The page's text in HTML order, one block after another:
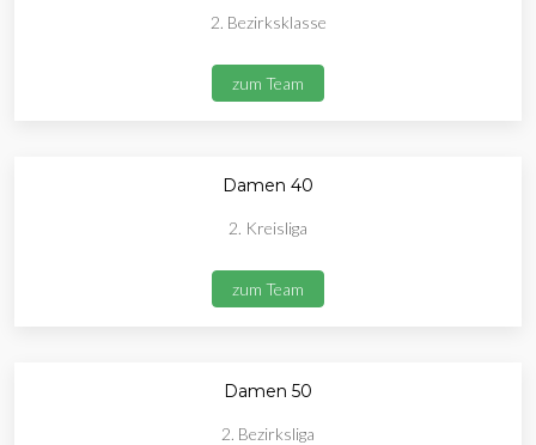
2. Bezirksklasse
zum Team
Damen 40
2. Kreisliga
zum Team
Damen 50
2. Bezirksliga